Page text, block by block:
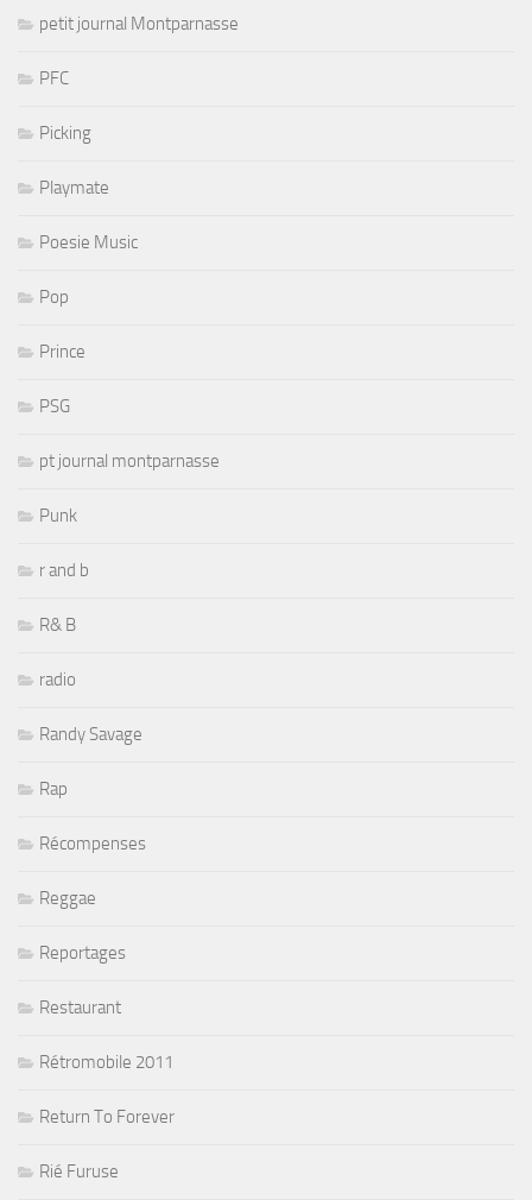
petit journal Montparnasse
PFC
Picking
Playmate
Poesie Music
Pop
Prince
PSG
pt journal montparnasse
Punk
r and b
R& B
radio
Randy Savage
Rap
Récompenses
Reggae
Reportages
Restaurant
Rétromobile 2011
Return To Forever
Rié Furuse